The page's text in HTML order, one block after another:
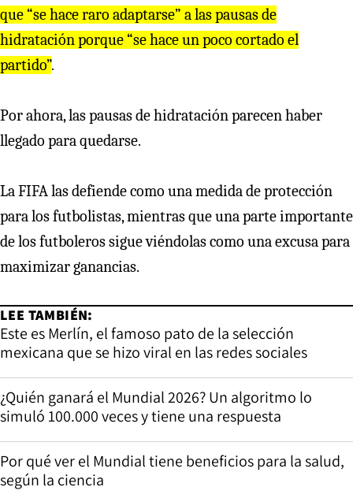
que “se hace raro adaptarse” a las pausas de
hidratación porque “se hace un poco cortado el
partido”.
Por ahora, las pausas de hidratación parecen haber
llegado para quedarse.
La FIFA las defiende como una medida de protección
para los futbolistas, mientras que una parte importante
de los futboleros sigue viéndolas como una excusa para
maximizar ganancias.
LEE TAMBIÉN:
Este es Merlín, el famoso pato de la selección
mexicana que se hizo viral en las redes sociales
¿Quién ganará el Mundial 2026? Un algoritmo lo
simuló 100.000 veces y tiene una respuesta
Por qué ver el Mundial tiene beneficios para la salud,
según la ciencia